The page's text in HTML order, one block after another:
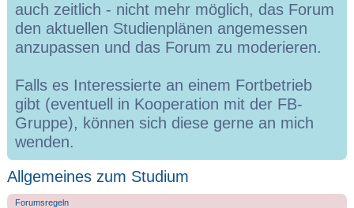
auch zeitlich - nicht mehr möglich, das Forum
den aktuellen Studienplänen angemessen
anzupassen und das Forum zu moderieren.
Falls es Interessierte an einem Fortbetrieb
gibt (eventuell in Kooperation mit der FB-
Gruppe), können sich diese gerne an mich
wenden.
Allgemeines zum Studium
Forumsregeln